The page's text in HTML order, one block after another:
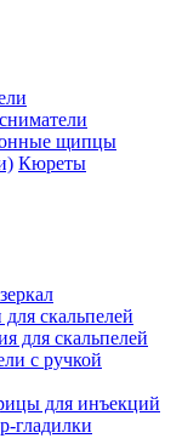
щипцы
Кюреты
скальпелей
для скальпелей
с ручкой
для инъекций
гладилки